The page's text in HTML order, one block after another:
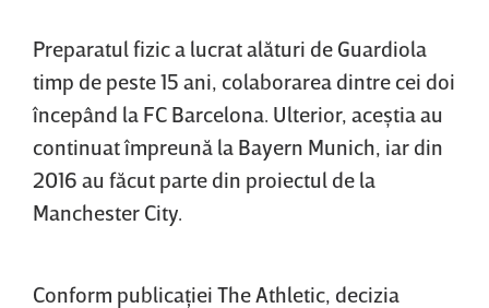
Preparatul fizic a lucrat alături de Guardiola
timp de peste 15 ani, colaborarea dintre cei doi
începând la FC Barcelona. Ulterior, aceştia au
continuat împreună la Bayern Munich, iar din
2016 au făcut parte din proiectul de la
Manchester City.
Conform publicaţiei The Athletic, decizia